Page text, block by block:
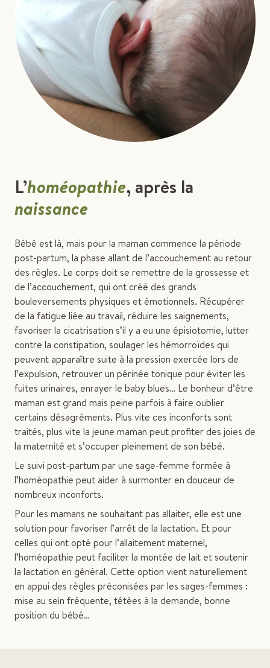
L’homéopathie, après la
naissance
Bébé est là, mais pour la maman commence la période
post-partum, la phase allant de l’accouchement au retour
des règles. Le corps doit se remettre de la grossesse et
de l’accouchement, qui ont créé des grands
bouleversements physiques et émotionnels. Récupérer
de la fatigue liée au travail, réduire les saignements,
favoriser la cicatrisation s’il y a eu une épisiotomie, lutter
contre la constipation, soulager les hémorroïdes qui
peuvent apparaître suite à la pression exercée lors de
l’expulsion, retrouver un périnée tonique pour éviter les
fuites urinaires, enrayer le baby blues… Le bonheur d’être
maman est grand mais peine parfois à faire oublier
certains désagréments. Plus vite ces inconforts sont
traités, plus vite la jeune maman peut profiter des joies de
la maternité et s’occuper pleinement de son bébé.
Le suivi post-partum par une sage-femme formée à
l’homéopathie peut aider à surmonter en douceur de
nombreux inconforts.
Pour les mamans ne souhaitant pas allaiter, elle est une
solution pour favoriser l’arrêt de la lactation. Et pour
celles qui ont opté pour l’allaitement maternel,
l’homéopathie peut faciliter la montée de lait et soutenir
la lactation en général. Cette option vient naturellement
en appui des règles préconisées par les sages-femmes :
mise au sein fréquente, tétées à la demande, bonne
position du bébé…